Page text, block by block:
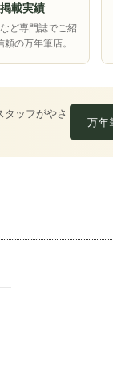
載実績
ど専門誌でご紹
の万年筆店。
ッフがやさ
万年